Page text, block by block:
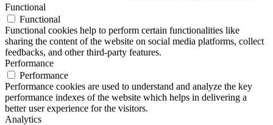
Functional
Functional
Functional cookies help to perform certain functionalities like
sharing the content of the website on social media platforms, collect
feedbacks, and other third-party features.
Performance
Performance
Performance cookies are used to understand and analyze the key
performance indexes of the website which helps in delivering a
better user experience for the visitors.
Analytics